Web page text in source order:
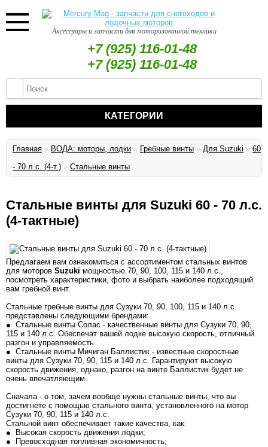
Аксессуары и запчасти для моторизованной техники
+7 (925) 116-01-48
+7 (925) 116-01-48
КАТЕГОРИИ
Главная » ВОДА: моторы, лодки » Гребные винты » Для Suzuki » 60
- 70 л.с. (4-т.) » Стальные винты
Стальные винты для Suzuki 60 - 70 л.с.
(4-тактные)
Предлагаем вам ознакомиться с ассортиментом стальных винтов
для моторов Suzuki мощностью 70, 90, 100, 115 и 140 л.с.,
посмотреть характеристики, фото и выбрать наиболее подходящий
вам гребной винт.
Стальные гребные винты для Сузуки 70, 90, 100, 115 и 140 л.с.
представлены следующими брендами:
● Стальные винты Солас - качественные винты для Сузуки 70, 90,
115 и 140 л.с. Обеспечат вашей лодке высокую скорость, отличный
разгон и управляемость.
● Стальные винты Мичиган Баллистик - известные скоростные
винты для Сузуки 70, 90, 115 и 140 л.с. Гарантируют высокую
скорость движения, однако, разгон на винте Баллистик будет не
очень впечатляющим.
Сначала - о том, зачем вообще нужны стальные винты, что вы
достигнете с помощью стального винта, установленного на мотор
Сузуки 70, 90, 115 и 140 л.с.
Стальной винт обеспечивает такие качества, как:
● Высокая скорость движения лодки;
● Превосходная топливная экономичность;